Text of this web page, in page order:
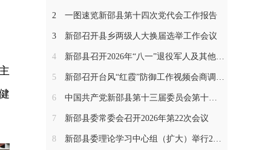
2 一图速览新邵县第十四次党代会工作报告
3 新邵召开县乡两级人大换届选举工作会议
4 新邵县召开2026年“八一”退役军人及其他优抚对象代表座谈会
5 新邵召开台风“红霞”防御工作视频会商调度会
6 中国共产党新邵县第十三届委员会第十三次全体会议召开
7 新邵县委常委会召开2026年第22次会议
8 新邵县委理论学习中心组（扩大）举行2026年第七次集体学习